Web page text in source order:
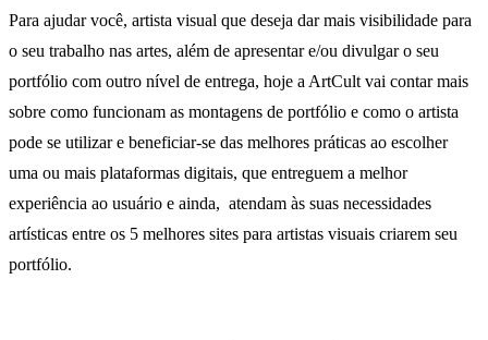
Para ajudar você, artista visual que deseja dar mais visibilidade para
o seu trabalho nas artes, além de apresentar e/ou divulgar o seu
portfólio com outro nível de entrega, hoje a ArtCult vai contar mais
sobre como funcionam as montagens de portfólio e como o artista
pode se utilizar e beneficiar-se das melhores práticas ao escolher
uma ou mais plataformas digitais, que entreguem a melhor
experiência ao usuário e ainda, atendam às suas necessidades
artísticas entre os 5 melhores sites para artistas visuais criarem seu
portfólio.